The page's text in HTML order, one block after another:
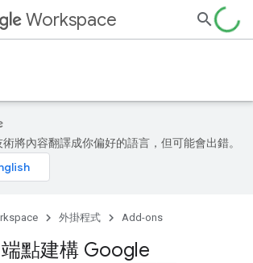
Workspace
將內容翻譯成你偏好的語言，但可能會出錯。
外掛程式 Add-ons
點建構 Google